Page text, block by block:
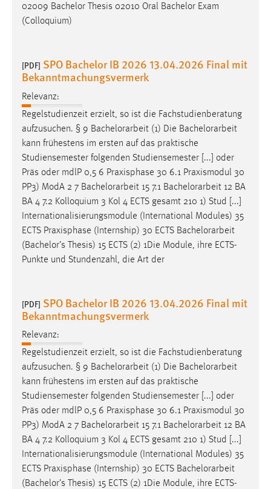
02009 Bachelor Thesis 02010 Oral Bachelor Exam
(Colloquium)
[PDF] SPO Bachelor IB 2026 13.04.2026 Final mit
Bekanntmachungsvermerk
Relevanz:
Regelstudienzeit erzielt, so ist die Fachstudienberatung
aufzusuchen. § 9 Bachelorarbeit (1) Die Bachelorarbeit
kann frühestens im ersten auf das praktische
Studiensemester folgenden Studiensemester [...] oder
Präs oder mdlP 0,5 6 Praxisphase 30 6.1 Praxismodul 30
PP3) ModA 2 7 Bachelorarbeit 15 7.1 Bachelorarbeit 12 BA
BA 4 7.2 Kolloquium 3 Kol 4 ECTS gesamt 210 1) Stud [...]
Internationalisierungsmodule (International Modules) 35
ECTS Praxisphase (Internship) 30 ECTS Bachelorarbeit
(Bachelor’s Thesis) 15 ECTS (2) 1Die Module, ihre ECTS-
Punkte und Stundenzahl, die Art der
[PDF] SPO Bachelor IB 2026 13.04.2026 Final mit
Bekanntmachungsvermerk
Relevanz:
Regelstudienzeit erzielt, so ist die Fachstudienberatung
aufzusuchen. § 9 Bachelorarbeit (1) Die Bachelorarbeit
kann frühestens im ersten auf das praktische
Studiensemester folgenden Studiensemester [...] oder
Präs oder mdlP 0,5 6 Praxisphase 30 6.1 Praxismodul 30
PP3) ModA 2 7 Bachelorarbeit 15 7.1 Bachelorarbeit 12 BA
BA 4 7.2 Kolloquium 3 Kol 4 ECTS gesamt 210 1) Stud [...]
Internationalisierungsmodule (International Modules) 35
ECTS Praxisphase (Internship) 30 ECTS Bachelorarbeit
(Bachelor’s Thesis) 15 ECTS (2) 1Die Module, ihre ECTS-